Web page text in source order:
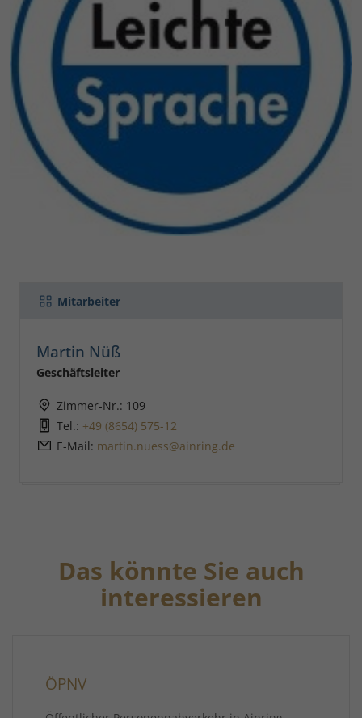
Mitarbeiter
Martin Nüß
Geschäftsleiter
Zimmer-Nr.: 109
Tel.: +49 (8654) 575-12
E-Mail: martin.nuess@ainring.de
Das könnte Sie auch
interessieren
ÖPNV